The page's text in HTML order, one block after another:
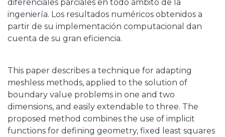
diferenciales parciales en todo ámbito de la
ingeniería. Los resultados numéricos obtenidos a
partir de su implementación computacional dan
cuenta de su gran eficiencia.
This paper describes a technique for adapting
meshless methods, applied to the solution of
boundary value problems in one and two
dimensions, and easily extendable to three. The
proposed method combines the use of implicit
functions for defining geometry, fixed least squares